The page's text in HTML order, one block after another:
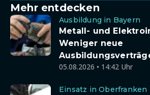
Mehr entdecken
Ausbildung in Bayern
Metall- und
Weniger neue
05.08.2026 • 14:42 Uhr
Einsatz in Oberfranken